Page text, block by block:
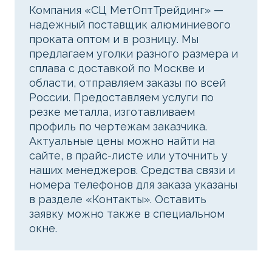
Компания «СЦ МетОптТрейдинг» —
надежный поставщик алюминиевого
проката оптом и в розницу. Мы
предлагаем уголки разного размера и
сплава с доставкой по Москве и
области, отправляем заказы по всей
России. Предоставляем услуги по
резке металла, изготавливаем
профиль по чертежам заказчика.
Актуальные цены можно найти на
сайте, в прайс-листе или уточнить у
наших менеджеров. Средства связи и
номера телефонов для заказа указаны
в разделе «Контакты». Оставить
заявку можно также в специальном
окне.